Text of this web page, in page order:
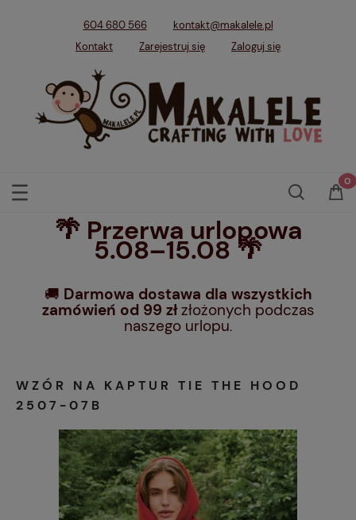
604 680 566
kontakt@makalele.pl
Kontakt
Zarejestruj się Zaloguj się
🌴 Przerwa urlopowa
5.08–15.08 🌴
🚚 Darmowa dostawa dla wszystkich
zamówień od 99 złzłożonych podczas
naszego urlopu.
WZÓR NA KAPTUR TIE THE HOOD
2507-07B